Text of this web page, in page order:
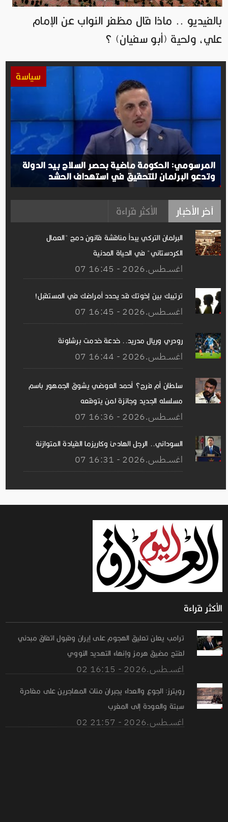
بالفيديو .. ماذا قال مظفر النواب عن الإمام
علي، ولحية (أبو سفيان) ؟
سياسة
المرسومي: الحكومة ماضية بحصر السلاح بيد الدولة
وتدعو البرلمان للتحقيق في استهداف الحشد
آخر الأخبار الأكثر قراءة
البرلمان التركي يبدأ مناقشة قانون دمج "العمال
الكردستاني" في الحياة المدنية
07 اغســطس.2026 - 16:45
ترتيبك بين إخوتك قد يحدد أمراضك في المستقبل!
07 اغســطس.2026 - 16:45
رودري وريال مدريد.. خدعة خدمت برشلونة
07 اغســطس.2026 - 16:44
سلطان أم فرج؟ أحمد العوضي يشوق الجمهور باسم
مسلسله الجديد وجائزة لمن يتوقعه
07 اغســطس.2026 - 16:36
السوداني.. الرجل الهادئ وكاريزما القيادة المتوازنة
07 اغســطس.2026 - 16:31
الأكثر قراءة
ترامب يعلن تعليق الهجوم على إيران وقبول اتفاق مبدئي
لفتح مضيق هرمز وإنهاء التهديد النووي
02 اغســطس.2026 - 16:15
رويترز: الجوع والعداء يجبران مئات المهاجرين على مغادرة
سبتة والعودة إلى المغرب
02 اغســطس.2026 - 21:57